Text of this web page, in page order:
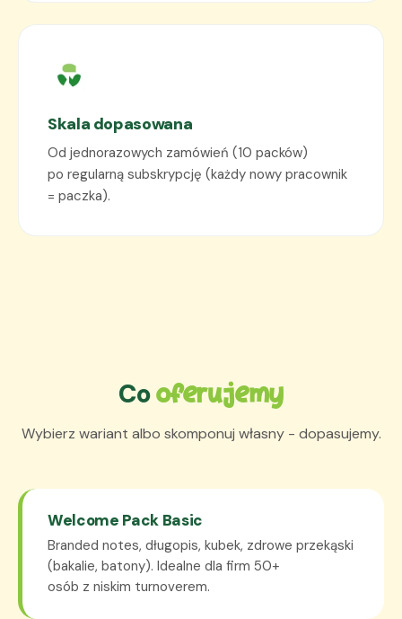
Skala dopasowana
Od jednorazowych zamówień (10 packów)
po regularną subskrypcję (każdy nowy pracownik
= paczka).
Cooferujemy
Wybierz wariant albo skomponuj własny - dopasujemy.
Welcome Pack Basic
Branded notes, długopis, kubek, zdrowe przekąski
(bakalie, batony). Idealne dla firm 50+
osób z niskim turnoverem.